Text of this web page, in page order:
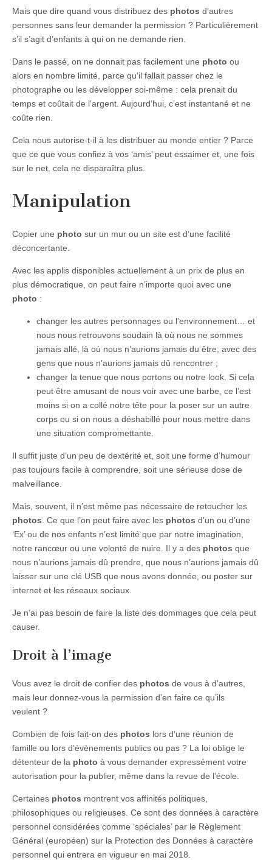
Mais que dire quand vous distribuez des photos d’autres
personnes sans leur demander la permission ? Particulièrement
s’il s’agit d’enfants à qui on ne demande rien.
Dans le passé, on ne donnait pas facilement une photo ou
alors en nombre limité, parce qu’il fallait passer chez le
photographe ou les développer soi-même : cela prenait du
temps et coûtait de l’argent. Aujourd’hui, c’est instantané et ne
coûte rien.
Cela nous autorise-t-il à les distribuer au monde entier ? Parce
que ce que vous confiez à vos ‘amis’ peut essaimer et, une fois
sur le net, cela ne disparaîtra plus.
Manipulation
Copier une photo sur un mur ou un site est d’une facilité
déconcertante.
Avec les applis disponibles actuellement à un prix de plus en
plus démocratique, on peut faire n’importe quoi avec une
photo :
changer les autres personnages ou l’environnement… et
nous nous retrouvons soudain là où nous ne sommes
jamais allé, là où nous n’aurions jamais du être, avec des
gens que nous n’aurions jamais dû rencontrer ;
changer la tenue que nous portons ou notre look. Si cela
peut être amusant de nous voir avec une barbe, ce l’est
moins si on a collé notre tête pour la poser sur un autre
corps ou si on nous a déshabillé pour nous mettre dans
une situation compromettante.
Il suffit juste d’un peu de dextérité et, soit une forme d’humour
pas toujours facile à comprendre, soit une sérieuse dose de
malveillance.
Mais, souvent, il n’est même pas nécessaire de retoucher les
photos . Ce que l’on peut faire avec les photos d’un ou d’une
‘Ex’ ou de nos enfants n’est limité que par notre imagination,
notre rancœur ou une volonté de nuire. Il y a des photos que
nous n’aurions jamais dû prendre, que nous n’aurions jamais dû
laisser sur une clé USB que nous avons donnée, ou poster sur
internet et les réseaux sociaux.
Je n’ai pas besoin de faire la liste des dommages que cela peut
causer.
Droit à l’image
Vous avez le droit de confier des photos de vous à d’autres,
mais leur donnez-vous la permission d’en faire ce qu’ils
veulent ?
Combien de fois fait-on des photos lors d’une réunion de
famille ou lors d’évènements publics ou pas ? La loi oblige le
détenteur de la photo à vous demander expressément votre
autorisation pour la publier, même dans la revue de l’école.
Certaines photos montrent vos affinités politiques,
philosophiques ou religieuses. Ce sont des données à caractère
personnel considérées comme ‘spéciales’ par le Règlement
Général (européen) sur la Protection des Données à caractère
personnel qui entrera en vigueur en mai 2018.